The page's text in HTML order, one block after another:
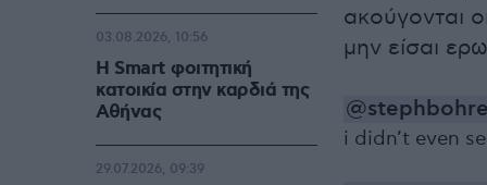
ακούγονται
μην είσαι
i didn’t even
Η Smart φοιτητική
κατοικία στην καρδιά της
Αθήνας
03.08.2026, 10:56
29.07.2026, 09:39